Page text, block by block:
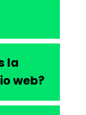
la
web?